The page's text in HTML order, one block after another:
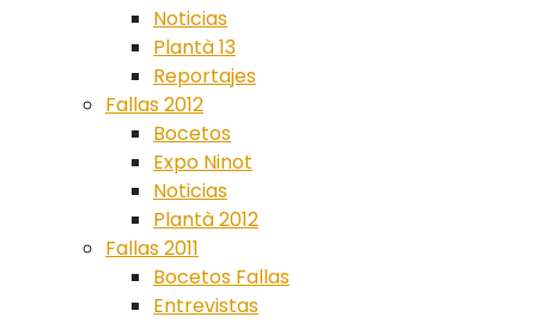
Noticias
Plantà 13
Reportajes
Fallas 2012
Bocetos
Expo Ninot
Noticias
Plantà 2012
Fallas 2011
Bocetos Fallas
Entrevistas